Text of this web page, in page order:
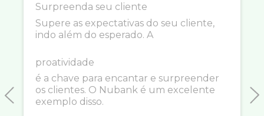
Previous
Surpreenda seu cliente
Supere as expectativas do seu cliente,
indo além do esperado. A
proatividade
é a chave para encantar e surpreender
os clientes. O Nubank é um excelente
exemplo disso.